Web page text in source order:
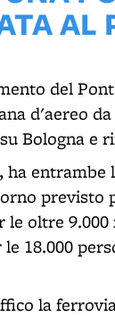
AL
del
d'aereo
Bologna e
previsto
le oltre
18.000
la